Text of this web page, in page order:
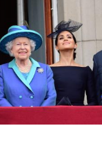
Untermenü
Untermenü
Untermenü
Untermenü
Untermenü